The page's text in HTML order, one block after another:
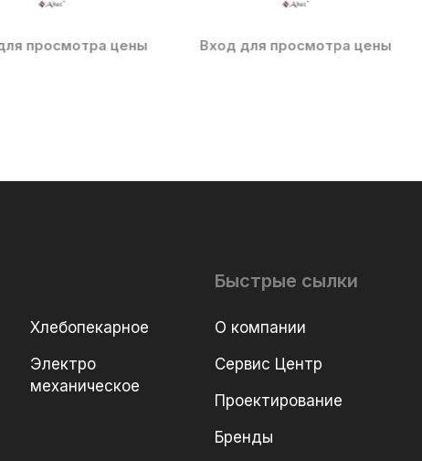
просмотра цены Вход для просмотра цены
Хлебопекарное
Электро
механическое
Быстрые сылки
О компании
Сервис Центр
Проектирование
Бренды